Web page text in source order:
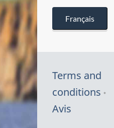
Français
Terms and
conditions
Avis